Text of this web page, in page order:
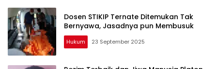
Dosen STIKIP Ternate Ditemukan Tak
Bernyawa, Jasadnya pun Membusuk
Hukum 23 September 2025